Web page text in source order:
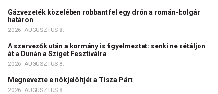
Gázvezeték közelében robbant fel egy drón a román-bolgár
határon
2026. AUGUSZTUS 8.
A szervezők után a kormány is figyelmeztet: senki ne sétáljon
át a Dunán a Sziget Fesztiválra
2026. AUGUSZTUS 8.
Megnevezte elnökjelöltjét a Tisza Párt
2026. AUGUSZTUS 8.